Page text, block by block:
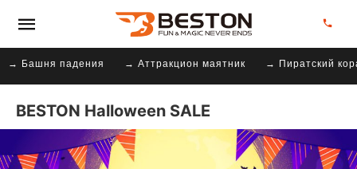
→ Башня падения → Аттракцион маятник → Пиратский
BESTON Halloween SALE